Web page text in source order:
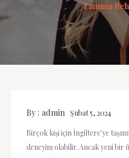
Tanıma
By : admin Şubat 5, 2024
Birçok kişi için İngiltere'ye
deneyim olabilir. Ancak yeni bir